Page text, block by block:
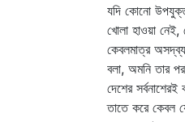
যদি কোনো
খোলা হাওয়া
কেবলমাত্র
বলা, অমনি তার
দেশের
তাতে করে কেবল